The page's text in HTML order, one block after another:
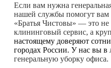
Если вам нужна
нашей службы помогут вам
«Братья Чистовы» — это
клининговый сервис, а
настоящему доверяют
городах России. У нас вы
генеральную уборку офиса.